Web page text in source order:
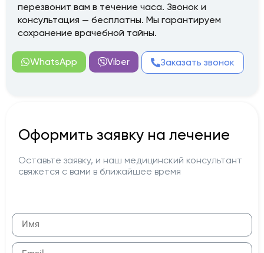
перезвонит вам в течение часа. Звонок и
консультация — бесплатны. Мы гарантируем
сохранение врачебной тайны.
WhatsApp Viber Заказать звонок
Оформить заявку на лечение
Оставьте заявку, и наш медицинский консультант
свяжется с вами в ближайшее время